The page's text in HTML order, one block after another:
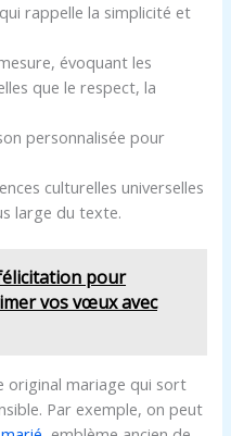
rappelle la simplicité et
évoquant les
que le respect, la
personnalisée pour
culturelles universelles
large du texte.
pour
vos vœux avec
original mariage qui sort
Par exemple, on peut